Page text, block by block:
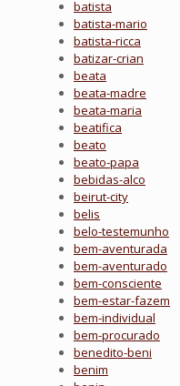
batista
batista-mario
batista-ricca
batizar-crian
beata
beata-madre
beata-maria
beatifica
beato
beato-papa
bebidas-alco
beirut-city
belis
belo-testemunho
bem-aventurada
bem-aventurado
bem-consciente
bem-estar-fazem
bem-individual
bem-procurado
benedito-beni
benim